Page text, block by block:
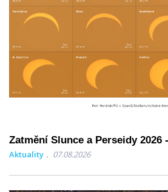
Zatmění Slunce a Perseidy 2026
Aktuality 07.08.2026